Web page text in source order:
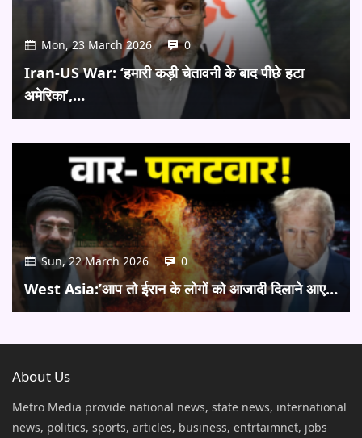
Mon, 23 March 2026 0
Iran-US War: ‘हमारी कड़ी चेतावनी के बाद पीछे हटा
अमेरिका’,…
Sun, 22 March 2026 0
West Asia:’आप तो ईरान के लोगों को आजादी दिलाने आए…
About Us
Metro Media provide national news, state news, international
news, politics, sports, articles, business, entrtaimnet, jobs